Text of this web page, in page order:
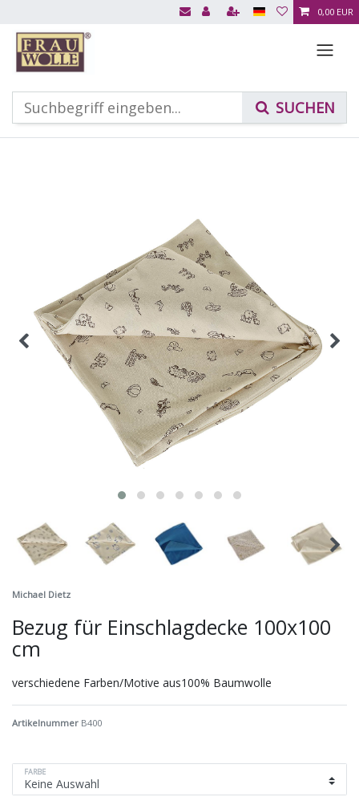
0,00 EUR
Michael Dietz
Bezug für Einschlagdecke 100x100
cm
verschiedene Farben/Motive aus100% Baumwolle
Artikelnummer B400
FARBE